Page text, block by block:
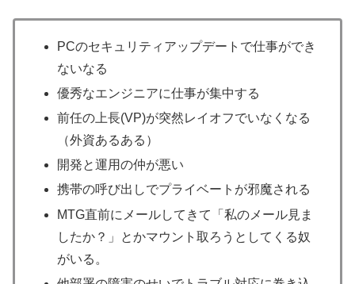
PCのセキュリティアップデートで仕事ができ
ないなる
優秀なエンジニアに仕事が集中する
前任の上長(VP)が突然レイオフでいなくなる
（外資あるある）
開発と運用の仲が悪い
携帯の呼び出しでプライベートが邪魔される
MTG直前にメールしてきて「私のメール見ま
したか？」とかマウント取ろうとしてくる奴
がいる。